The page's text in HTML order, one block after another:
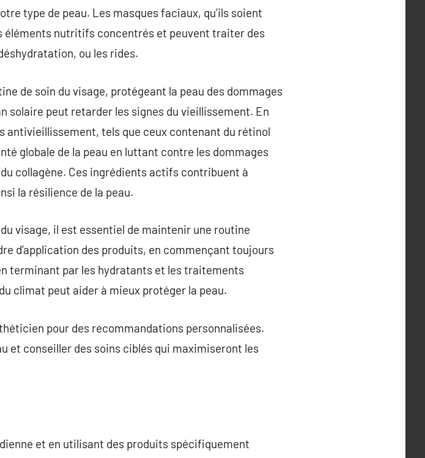
type de peau. Les masques faciaux, qu’ils soient
nutritifs concentrés et peuvent traiter des
ou les rides.
de soin du visage, protégeant la peau des dommages
solaire peut retarder les signes du vieillissement. En
tels que ceux contenant du rétinol
globale de la peau en luttant contre les dommages
collagène. Ces ingrédients actifs contribuent à
la résilience de la peau.
visage, il est essentiel de maintenir une routine
d’application des produits, en commençant toujours
terminant par les hydratants et les traitements
climat peut aider à mieux protéger la peau.
pour des recommandations personnalisées.
et conseiller des soins ciblés qui maximiseront les
et en utilisant des produits spécifiquement